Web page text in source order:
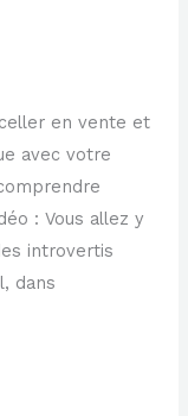
en vente et
avec votre
: Vous allez y
introvertis
dans